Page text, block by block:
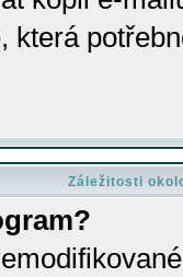
která
Záležitosti